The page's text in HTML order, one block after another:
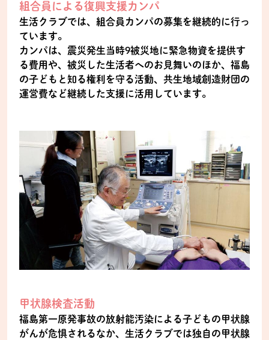
組合員による復興支援カンパ
生活クラブでは、組合員カンパの募集を継続的に行っ
ています。
カンパは、震災発生当時9被災地に緊急物資を提供す
る費用や、被災した生活者へのお見舞いのほか、福島
の子どもと知る権利を守る活動、共生地域創造財団の
運営費など継続した支援に活用しています。
甲状腺検査活動
福島第一原発事故の放射能汚染による子どもの甲状腺
がんが危惧されるなか、生活クラブでは独自の甲状腺